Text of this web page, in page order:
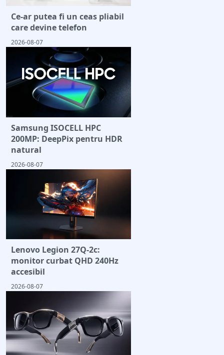
Ce-ar putea fi un ceas pliabil
care devine telefon
2026-08-07
Samsung ISOCELL HPC
200MP: DeepPix pentru HDR
natural
2026-08-07
Lenovo Legion 27Q-2c:
monitor curbat QHD 240Hz
accesibil
2026-08-07